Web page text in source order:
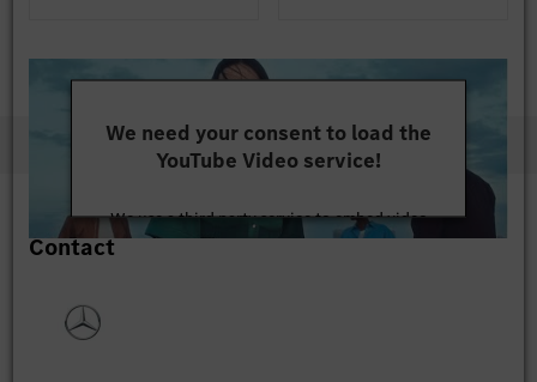
We need your consent to load the
YouTube Video service!
We use a third party service to embed video
content that may collect data about your activity.
Contact